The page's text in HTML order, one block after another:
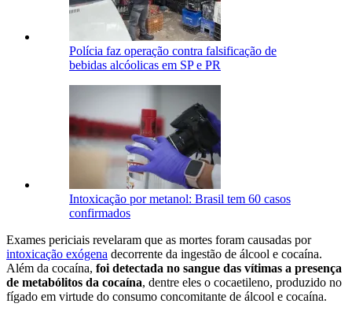
Polícia faz operação contra falsificação de
bebidas alcóolicas em SP e PR
Intoxicação por metanol: Brasil tem 60 casos
confirmados
Exames periciais revelaram que as mortes foram causadas por
intoxicação exógena decorrente da ingestão de álcool e cocaína.
Além da cocaína, foi detectada no sangue das vítimas a presença
de metabólitos da cocaína, dentre eles o cocaetileno, produzido no
fígado em virtude do consumo concomitante de álcool e cocaína.